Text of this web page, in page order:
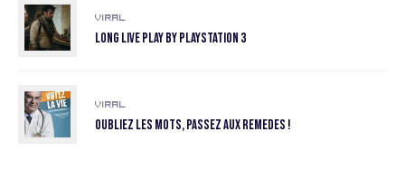
Viral
Long Live Play by Playstation 3
Viral
Oubliez les mots, passez aux remedes !